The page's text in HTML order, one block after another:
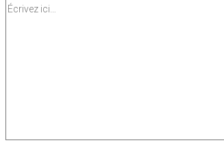
Écrivez